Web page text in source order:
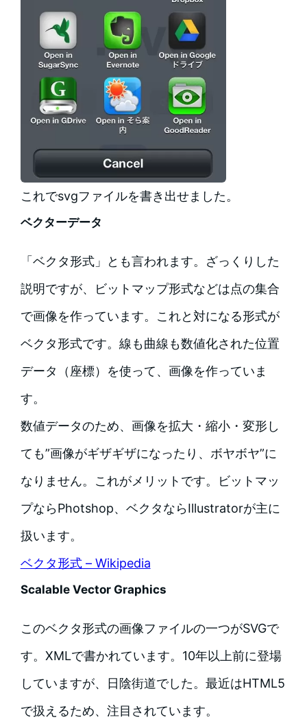
これでsvgファイルを書き出せました。
ベクターデータ
「ベクタ形式」とも言われます。ざっくりした
説明ですが、ビットマップ形式などは点の集合
で画像を作っています。これと対になる形式が
ベクタ形式です。線も曲線も数値化された位置
データ（座標）を使って、画像を作っていま
す。
数値データのため、画像を拡大・縮小・変形し
ても”画像がギザギザになったり、ボヤボヤ”に
なりません。これがメリットです。ビットマッ
プならPhotshop、ベクタならIllustratorが主に
扱います。
ベクタ形式 – Wikipedia
Scalable Vector Graphics
このベクタ形式の画像ファイルの一つがSVGで
す。XMLで書かれています。10年以上前に登場
していますが、日陰街道でした。最近はHTML5
で扱えるため、注目されています。